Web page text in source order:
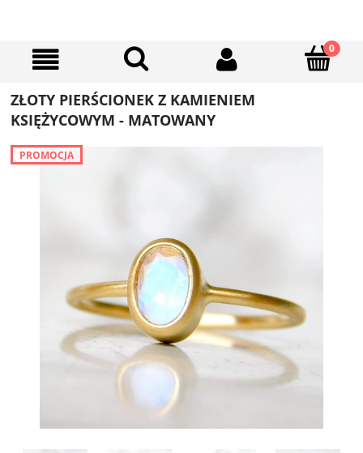
ZŁOTY PIERŚCIONEK Z KAMIENIEM
KSIĘŻYCOWYM - MATOWANY
PROMOCJA